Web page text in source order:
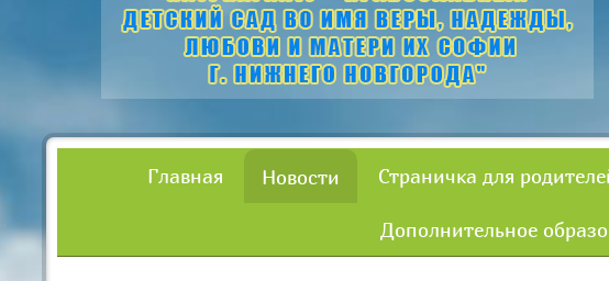
Главная Новости Страничка для
Дополнительное